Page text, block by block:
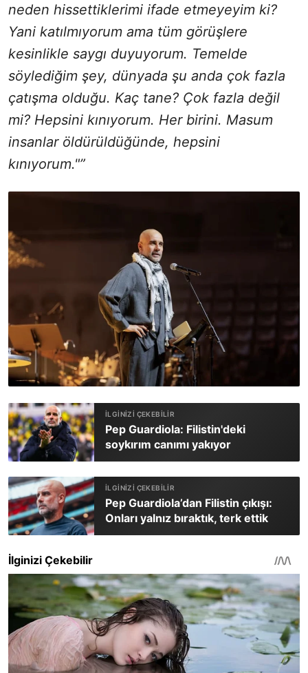
neden hissettiklerimi ifade etmeyeyim ki?
Yani katılmıyorum ama tüm görüşlere
kesinlikle saygı duyuyorum. Temelde
söylediğim şey, dünyada şu anda çok fazla
çatışma olduğu. Kaç tane? Çok fazla değil
mi? Hepsini kınıyorum. Her birini. Masum
insanlar öldürüldüğünde, hepsini
kınıyorum."”
Pep Guardiola: Filistin'deki
soykırım canımı yakıyor
Pep Guardiola’dan Filistin çıkışı:
Onları yalnız bıraktık, terk ettik